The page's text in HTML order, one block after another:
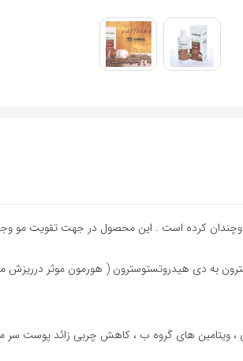
را دوچندان کرده است . این محصول در جهت تقویت
هورمون تستوسترون به دی هیدروتستوسترون (
، ویتامین های گروه ب ، کاهش چربی زائد پوست سر